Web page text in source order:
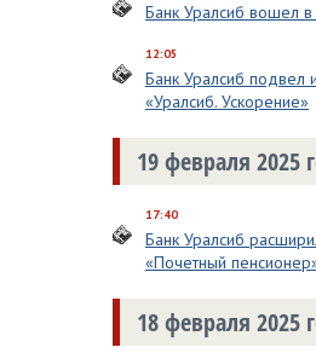
Банк Уралсиб вошел
12:05
Банк Уралсиб подвел
«Уралсиб. Ускорение»
19 февраля 2025
17:40
Банк Уралсиб
«Почетный
18 февраля 2025